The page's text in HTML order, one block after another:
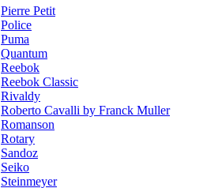
Pierre Petit
Police
Puma
Quantum
Reebok
Reebok Classic
Rivaldy
Roberto Cavalli by Franck Muller
Romanson
Rotary
Sandoz
Seiko
Steinmeyer